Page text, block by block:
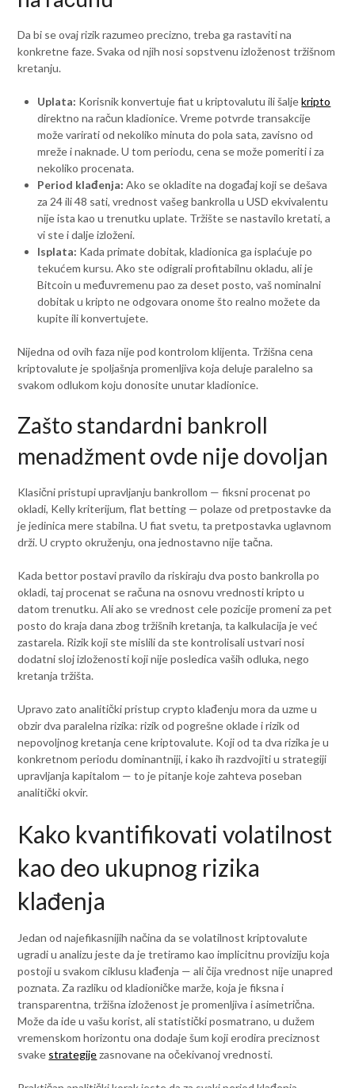
Da bi se ovaj rizik razumeo precizno, treba ga rastaviti na
konkretne faze. Svaka od njih nosi sopstvenu izloženost tržišnom
kretanju.
Uplata: Korisnik konvertuje fiat u kriptovalutu ili šaljekripto
direktno na račun kladionice. Vreme potvrde transakcije
može varirati od nekoliko minuta do pola sata, zavisno od
mreže i naknade. U tom periodu, cena se može pomeriti i za
nekoliko procenata.
Period klađenja: Ako se okladite na događaj koji se dešava
za 24 ili 48 sati, vrednost vašeg bankrolla u USD ekvivalentu
nije ista kao u trenutku uplate. Tržište se nastavilo kretati, a
vi ste i dalje izloženi.
Isplata: Kada primate dobitak, kladionica ga isplaćuje po
tekućem kursu. Ako ste odigrali profitabilnu okladu, ali je
Bitcoin u međuvremenu pao za deset posto, vaš nominalni
dobitak u kripto ne odgovara onome što realno možete da
kupite ili konvertujete.
Nijedna od ovih faza nije pod kontrolom klijenta. Tržišna cena
kriptovalute je spoljašnja promenljiva koja deluje paralelno sa
svakom odlukom koju donosite unutar kladionice.
Zašto standardni bankroll
menadžment ovde nije dovoljan
Klasični pristupi upravljanju bankrollom — fiksni procenat po
okladi, Kelly kriterijum, flat betting — polaze od pretpostavke da
je jedinica mere stabilna. U fiat svetu, ta pretpostavka uglavnom
drži. U crypto okruženju, ona jednostavno nije tačna.
Kada bettor postavi pravilo da riskiraju dva posto bankrolla po
okladi, taj procenat se računa na osnovu vrednosti kripto u
datom trenutku. Ali ako se vrednost cele pozicije promeni za pet
posto do kraja dana zbog tržišnih kretanja, ta kalkulacija je već
zastarela. Rizik koji ste mislili da ste kontrolisali ustvari nosi
dodatni sloj izloženosti koji nije posledica vaših odluka, nego
kretanja tržišta.
Upravo zato analitički pristup crypto klađenju mora da uzme u
obzir dva paralelna rizika: rizik od pogrešne oklade i rizik od
nepovoljnog kretanja cene kriptovalute. Koji od ta dva rizika je u
konkretnom periodu dominantniji, i kako ih razdvojiti u strategiji
upravljanja kapitalom — to je pitanje koje zahteva poseban
analitički okvir.
Kako kvantifikovati volatilnost
kao deo ukupnog rizika
klađenja
Jedan od najefikasnijih načina da se volatilnost kriptovalute
ugradi u analizu jeste da je tretiramo kao implicitnu proviziju koja
postoji u svakom ciklusu klađenja — ali čija vrednost nije unapred
poznata. Za razliku od kladioničke marže, koja je fiksna i
transparentna, tržišna izloženost je promenljiva i asimetrična.
Može da ide u vašu korist, ali statistički posmatrano, u dužem
vremenskom horizontu ona dodaje šum koji erodira preciznost
svake strategijezasnovane na očekivanoj vrednosti.